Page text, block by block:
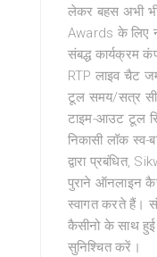
लेकर बहस अभी
Awards के लिए
संबद्ध कार्यक्रम
RTP लाइव चैट
टूल समय/सत्र
टाइम-आउट टूल
निकासी लॉक
द्वारा प्रबंधित,
पुराने ऑनलाइन
स्वागत करते हैं।
कैसीनो के साथ हुई
सुनिश्चित करें।